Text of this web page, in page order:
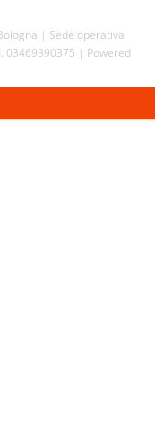
| Sede operativa
03469390375 | Powered